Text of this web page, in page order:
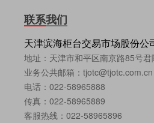
联系我们
天津滨海柜台交易市场股份公
地址：天津市和平区南京路85号
业务公共邮箱：tjotc@tjotc.com.cn
电话：022-58965888
传真：022-58965889
客服热线：022-58965896